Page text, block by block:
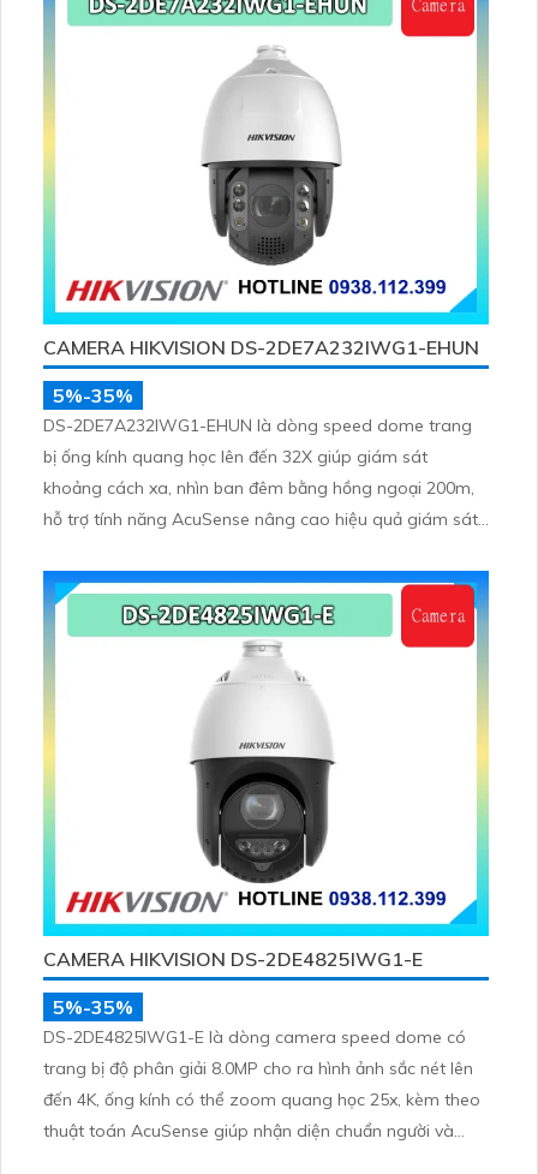
CAMERA HIKVISION DS-2DE7A232IWG1-EHUN
5%-35%
DS-2DE7A232IWG1-EHUN là dòng speed dome trang
bị ống kính quang học lên đến 32X giúp giám sát
khoảng cách xa, nhìn ban đêm bằng hồng ngoại 200m,
hỗ trợ tính năng AcuSense nâng cao hiệu quả giám sát
learning
CAMERA HIKVISION DS-2DE4825IWG1-E
5%-35%
DS-2DE4825IWG1-E là dòng camera speed dome có
trang bị độ phân giải 8.0MP cho ra hình ảnh sắc nét lên
đến 4K, ống kính có thể zoom quang học 25x, kèm theo
thuật toán AcuSense giúp nhận diện chuẩn người và